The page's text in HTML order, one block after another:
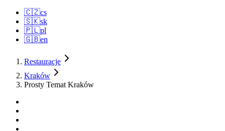
🇨🇿cs
🇸🇰sk
🇵🇱pl
🇬🇧en
Restauracje
Kraków
Prosty Temat Kraków